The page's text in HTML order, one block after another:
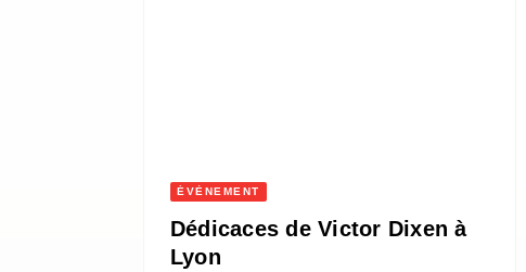
ÉVÈNEMENT
Dédicaces de Victor Dixen à
Lyon